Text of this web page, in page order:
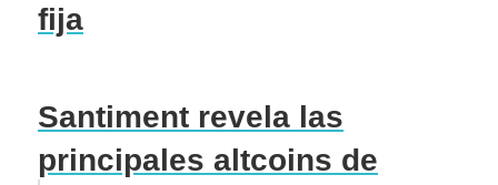
fija
Santiment revela las
principales altcoins de